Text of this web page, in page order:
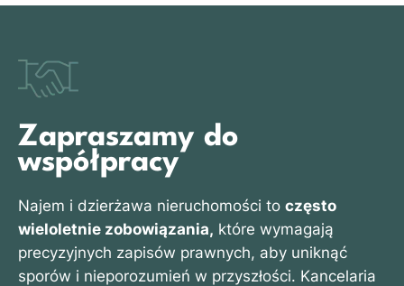
Zapraszamy do
współpracy
Najem i dzierżawa nieruchomości to często
wieloletnie zobowiązania, które wymagają
precyzyjnych zapisów prawnych, aby uniknąć
sporów i nieporozumień w przyszłości. Kancelaria